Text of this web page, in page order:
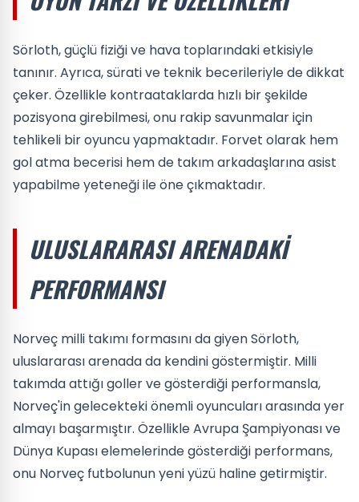
Sörloth, güçlü fiziği ve hava toplarındaki etkisiyle
tanınır. Ayrıca, sürati ve teknik becerileriyle de dikkat
çeker. Özellikle kontraataklarda hızlı bir şekilde
pozisyona girebilmesi, onu rakip savunmalar için
tehlikeli bir oyuncu yapmaktadır. Forvet olarak hem
gol atma becerisi hem de takım arkadaşlarına asist
yapabilme yeteneği ile öne çıkmaktadır.
ULUSLARARASI ARENADAKI
PERFORMANSI
Norveç milli takımı formasını da giyen Sörloth,
uluslararası arenada da kendini göstermiştir. Milli
takımda attığı goller ve gösterdiği performansla,
Norveç'in gelecekteki önemli oyuncuları arasında yer
almayı başarmıştır. Özellikle Avrupa Şampiyonası ve
Dünya Kupası elemelerinde gösterdiği performans,
onu Norveç futbolunun yeni yüzü haline getirmiştir.